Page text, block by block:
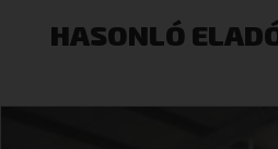
HASONLÓ